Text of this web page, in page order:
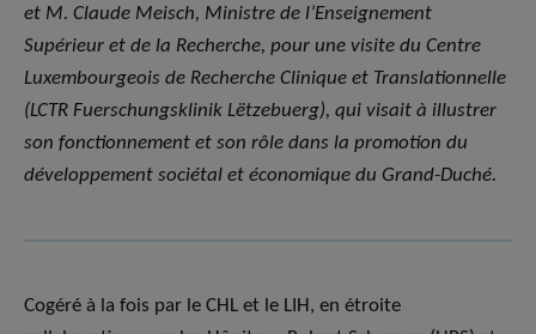
et M. Claude Meisch, Ministre de l’Enseignement
Supérieur et de la Recherche, pour une visite du Centre
Luxembourgeois de Recherche Clinique et Translationnelle
(LCTR Fuerschungsklinik Lëtzebuerg), qui visait à illustrer
son fonctionnement et son rôle dans la promotion du
développement sociétal et économique du Grand-Duché.
Cogéré à la fois par le CHL et le LIH, en étroite